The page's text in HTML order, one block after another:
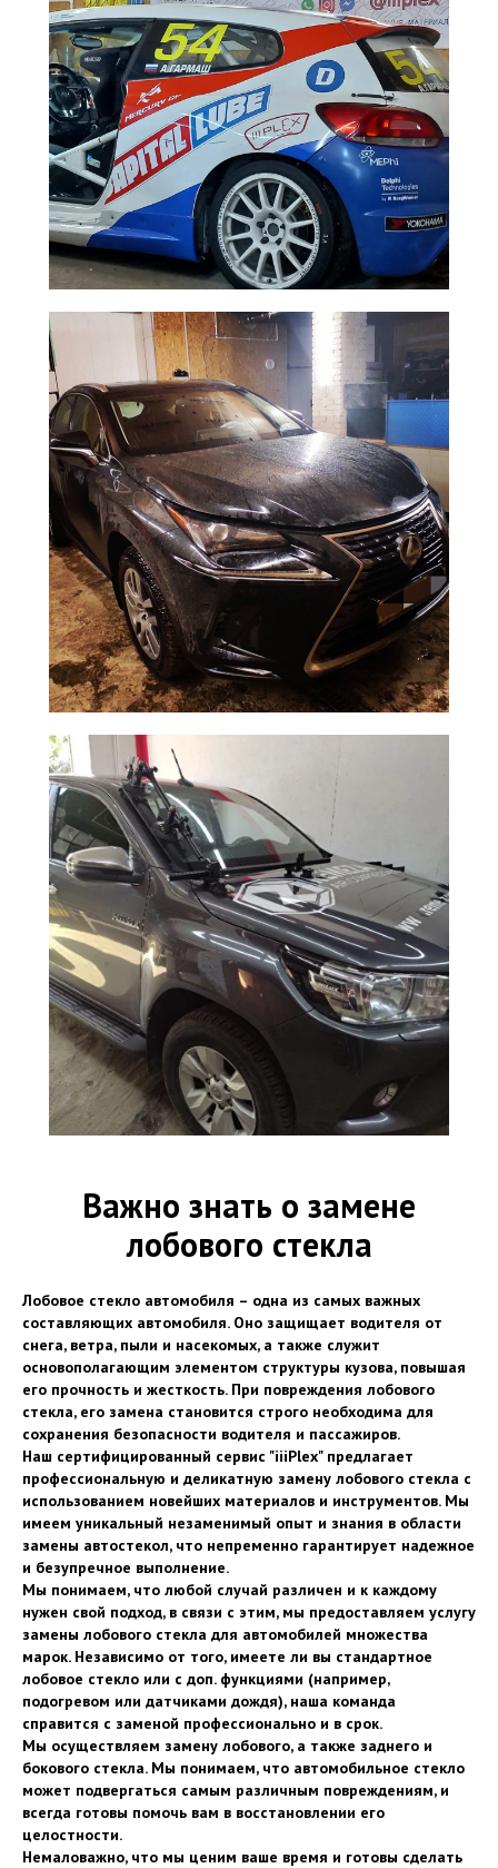
Важно знать о замене
лобового стекла
Лобовое стекло автомобиля – одна из самых важных
составляющих автомобиля. Оно защищает водителя от
снега, ветра, пыли и насекомых, а также служит
основополагающим элементом структуры кузова, повышая
его прочность и жесткость. При повреждения лобового
стекла, его замена становится строго необходима для
сохранения безопасности водителя и пассажиров.
Наш сертифицированный сервис "iiiPlex" предлагает
профессиональную и деликатную замену лобового стекла с
использованием новейших материалов и инструментов. Мы
имеем уникальный незаменимый опыт и знания в области
замены автостекол, что непременно гарантирует надежное
и безупречное выполнение.
Мы понимаем, что любой случай различен и к каждому
нужен свой подход, в связи с этим, мы предоставляем услугу
замены лобового стекла для автомобилей множества
марок. Независимо от того, имеете ли вы стандартное
лобовое стекло или с доп. функциями (например,
подогревом или датчиками дождя), наша команда
справится с заменой профессионально и в срок.
Мы осуществляем замену лобового, а также заднего и
бокового стекла. Мы понимаем, что автомобильное стекло
может подвергаться самым различным повреждениям, и
всегда готовы помочь вам в восстановлении его
целостности.
Немаловажно, что мы ценим ваше время и готовы сделать